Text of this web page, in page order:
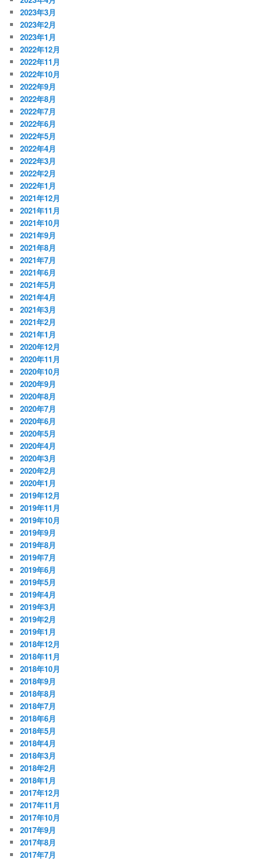
2023年3月
2023年2月
2023年1月
2022年12月
2022年11月
2022年10月
2022年9月
2022年8月
2022年7月
2022年6月
2022年5月
2022年4月
2022年3月
2022年2月
2022年1月
2021年12月
2021年11月
2021年10月
2021年9月
2021年8月
2021年7月
2021年6月
2021年5月
2021年4月
2021年3月
2021年2月
2021年1月
2020年12月
2020年11月
2020年10月
2020年9月
2020年8月
2020年7月
2020年6月
2020年5月
2020年4月
2020年3月
2020年2月
2020年1月
2019年12月
2019年11月
2019年10月
2019年9月
2019年8月
2019年7月
2019年6月
2019年5月
2019年4月
2019年3月
2019年2月
2019年1月
2018年12月
2018年11月
2018年10月
2018年9月
2018年8月
2018年7月
2018年6月
2018年5月
2018年4月
2018年3月
2018年2月
2018年1月
2017年12月
2017年11月
2017年10月
2017年9月
2017年8月
2017年7月